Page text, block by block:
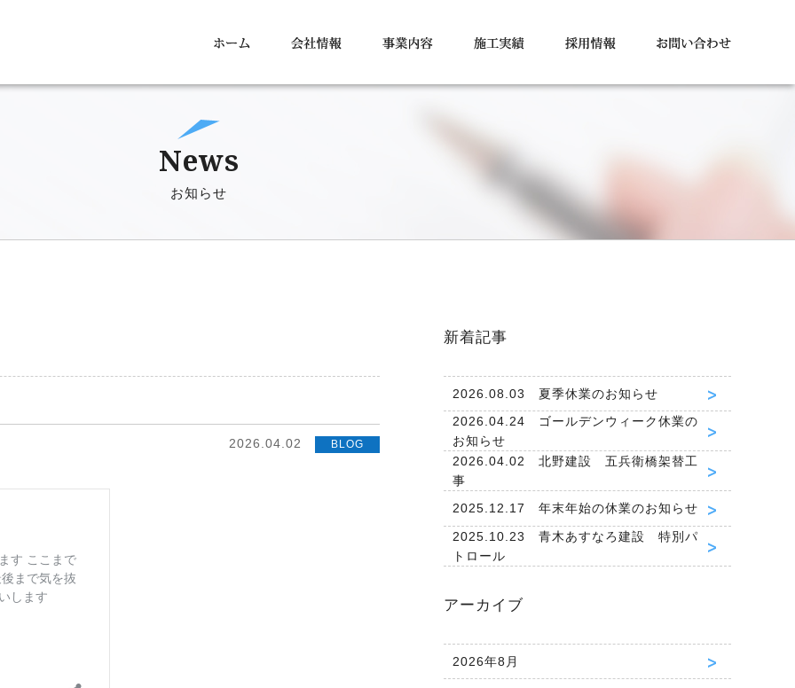
News
お知らせ
2026.04.02 BLOG
新着記事
2026.08.03 夏季休業のお知らせ
2026.04.24 ゴールデンウィーク休業の
お知らせ
2026.04.02 北野建設 五兵衛橋架替工
事
2025.12.17 年末年始の休業のお知らせ
2025.10.23 青木あすなろ建設 特別パ
トロール
アーカイブ
2026年8月